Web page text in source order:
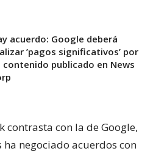
acuerdo: Google deberá
’pagos significativos’ por
contenido publicado en News
contrasta con la de Google,
negociado acuerdos con